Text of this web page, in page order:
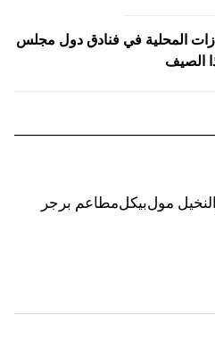
المحلية في فنادق دول مجلس
الصيف
النخيل مولبيكلمطاعم برجر